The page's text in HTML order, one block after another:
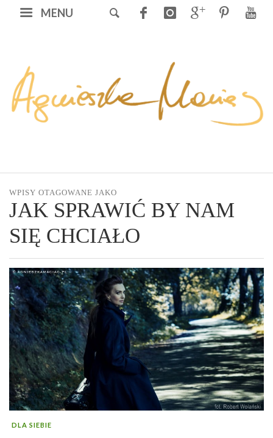
MENU
WPISY OTAGOWANE JAKO
JAK SPRAWIĆ BY NAM
SIĘ CHCIAŁO
DLA SIEBIE